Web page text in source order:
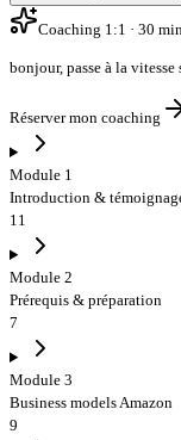
Coaching 1:1 · 30
bonjour, passe à la
Réserver mon coaching
Module 1
Introduction &
11
Module 2
Prérequis & préparation
7
Module 3
Business models Amazon
9